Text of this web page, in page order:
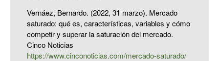
Vernáez, Bernardo. (2022, 31 marzo). Mercado
saturado: qué es, características, variables y cómo
competir y superar la saturación del mercado.
Cinco Noticias
https://www.cinconoticias.com/mercado-saturado/